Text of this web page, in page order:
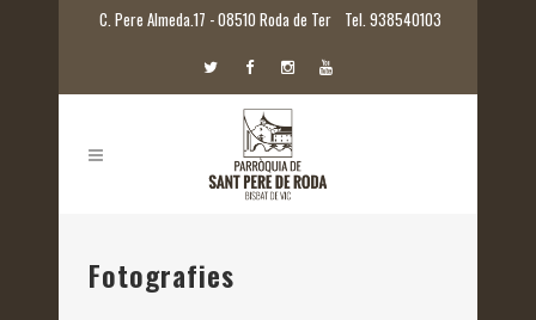
C. Pere Almeda.17 - 08510 Roda de Ter Tel. 938540103
Fotografies